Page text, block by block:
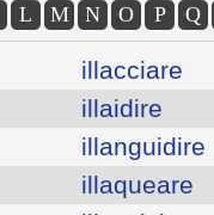
L M N O P Q
illacciare
illaidire
illanguidire
illaqueare